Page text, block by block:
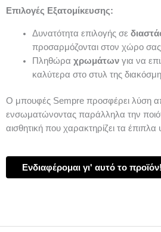
Επιλογές Εξατομίκευσης:
Δυνατότητα επιλογής σε
προσαρμόζονται στον χώρο
Πληθώρα χρωμάτωνγια να
καλύτερα στο στυλ της
Ο μπουφές Sempre προσφέρει λύση
ενσωματώνοντας παράλληλα την
αισθητική που χαρακτηρίζει τα έπιπλα
Ενδιαφέρομαι γι' αυτό το προϊόν!